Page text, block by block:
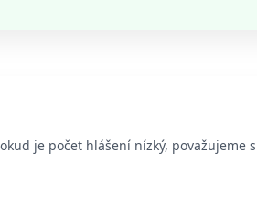
je počet hlášení nízký, považujeme